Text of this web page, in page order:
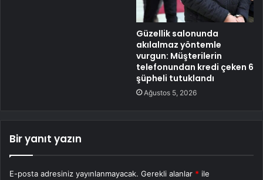
Güzellik salonunda
akılalmaz yöntemle
vurgun: Müşterilerin
telefonundan kredi çeken 6
şüpheli tutuklandı
Ağustos 5, 2026
Bir yanıt yazın
E-posta adresiniz yayınlanmayacak. Gerekli alanlar * ile